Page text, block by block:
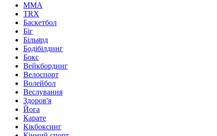
MMA
TRX
Баскетбол
Біг
Більярд
Бодібілдинг
Бокс
Вейкбординг
Велоспорт
Волейбол
Веслування
Здоров'я
Йога
Карате
Кікбоксинг